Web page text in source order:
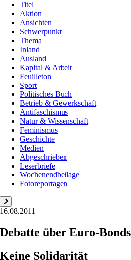
Titel
Aktion
Ansichten
Schwerpunkt
Thema
Inland
Ausland
Kapital & Arbeit
Feuilleton
Sport
Politisches Buch
Betrieb & Gewerkschaft
Antifaschismus
Natur & Wissenschaft
Feminismus
Geschichte
Medien
Abgeschrieben
Leserbriefe
Wochenendbeilage
Fotoreportagen
16.08.2011
Debatte über Euro-Bonds
Keine Solidarität